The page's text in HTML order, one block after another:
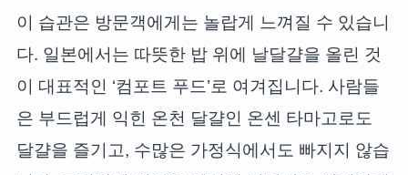
이 습관은 방문객에게는 놀랍게 느껴질 수 있습니
다. 일본에서는 따뜻한 밥 위에 날달걀을 올린 것
이 대표적인 ‘컴포트 푸드’로 여겨집니다. 사람들
은 부드럽게 익힌 온천 달걀인 온센 타마고로도
달걀을 즐기고, 수많은 가정식에서도 빠지지 않습